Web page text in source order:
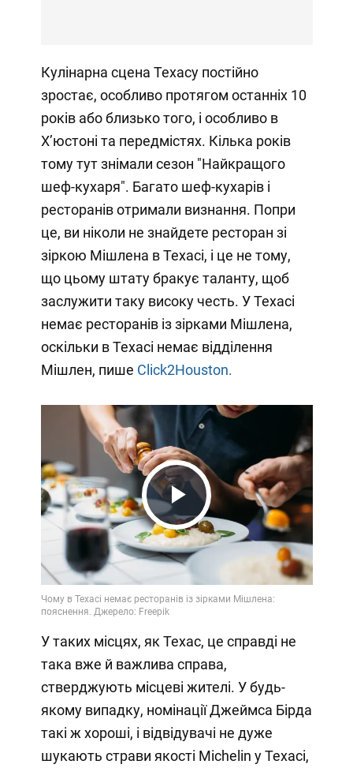
Кулінарна сцена Техасу постійно
зростає, особливо протягом останніх 10
років або близько того, і особливо в
Х’юстоні та передмістях. Кілька років
тому тут знімали сезон "Найкращого
шеф-кухаря". Багато шеф-кухарів і
ресторанів отримали визнання. Попри
це, ви ніколи не знайдете ресторан зі
зіркою Мішлена в Техасі, і це не тому,
що цьому штату бракує таланту, щоб
заслужити таку високу честь. У Техасі
немає ресторанів із зірками Мішлена,
оскільки в Техасі немає відділення
Мішлен, пише Click2Houston.
Play
Video
У таких місцях, як Техас, це справді не
така вже й важлива справа,
стверджують місцеві жителі. У будь-
якому випадку, номінації Джеймса Бірда
такі ж хороші, і відвідувачі не дуже
шукають страви якості Michelin у Техасі,